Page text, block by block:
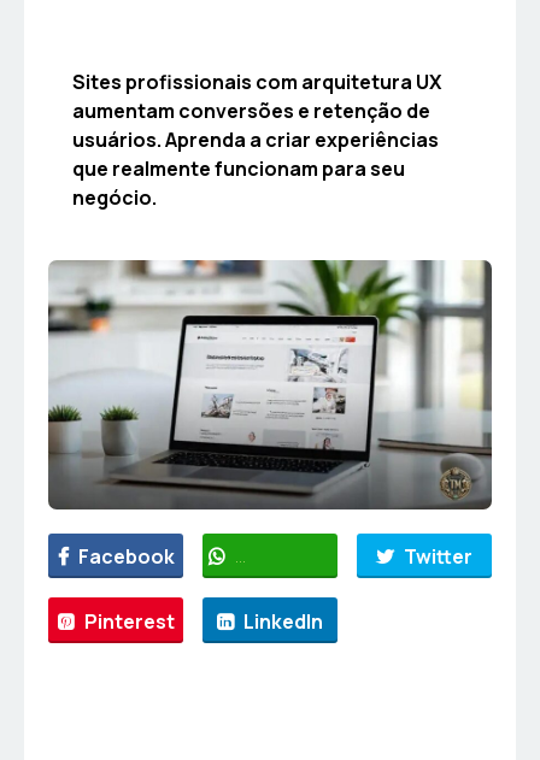
Sites profissionais com arquitetura UX
aumentam conversões e retenção de
usuários. Aprenda a criar experiências
que realmente funcionam para seu
negócio.
Facebook WhatsApp Twitter
Pinterest LinkedIn